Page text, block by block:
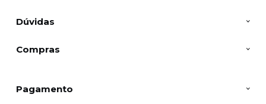
Dúvidas
Compras
Pagamento